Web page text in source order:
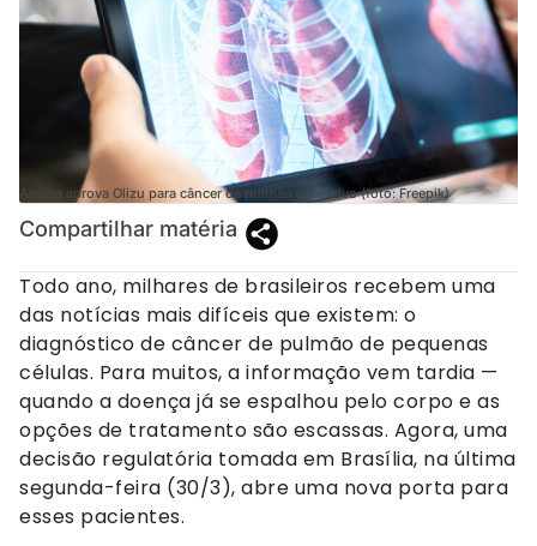
Anvisa aprova Olizu para câncer de pulmão agressivo (foto: Freepik)
Compartilhar matéria
Todo ano, milhares de brasileiros recebem uma
das notícias mais difíceis que existem: o
diagnóstico de câncer de pulmão de pequenas
células. Para muitos, a informação vem tardia —
quando a doença já se espalhou pelo corpo e as
opções de tratamento são escassas. Agora, uma
decisão regulatória tomada em Brasília, na última
segunda-feira (30/3), abre uma nova porta para
esses pacientes.